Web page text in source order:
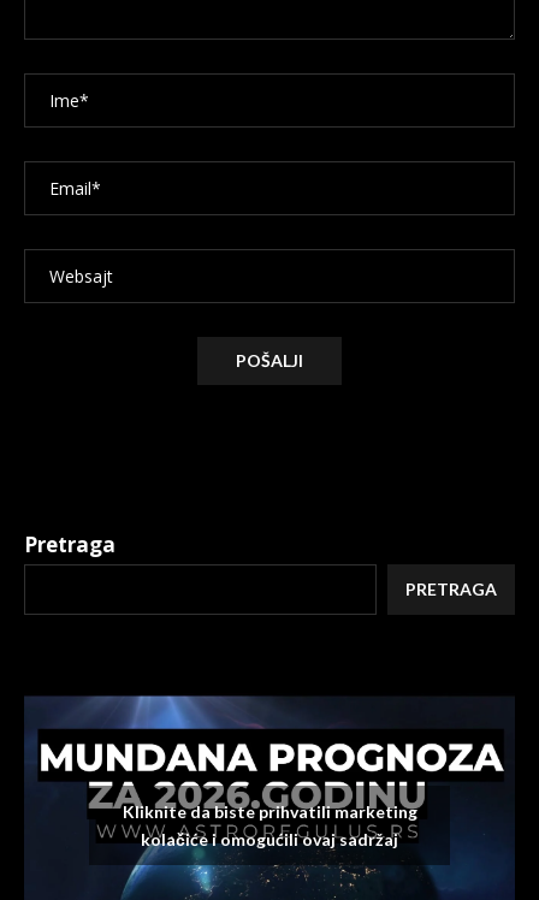
Pretraga
PRETRAGA
Kliknite da biste prihvatili marketing
kolačiće i omogućili ovaj sadržaj